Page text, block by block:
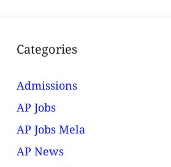
Categories
Admissions
AP Jobs
AP Jobs Mela
AP News